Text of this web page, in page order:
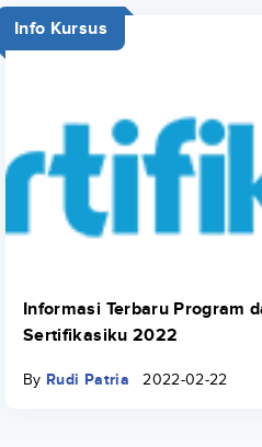
Info Kursus
Informasi Terbaru Program
Sertifikasiku 2022
By Rudi Patria 2022-02-22